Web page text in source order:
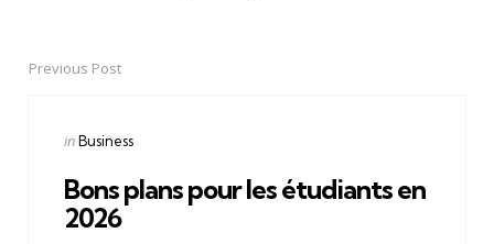
PostPrevious Post
Posted
inBusiness
Bons plans pour les étudiants en
2026